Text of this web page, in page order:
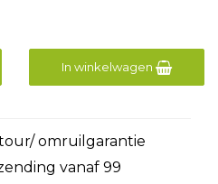
In winkelwagen
omruilgarantie
vanaf 99